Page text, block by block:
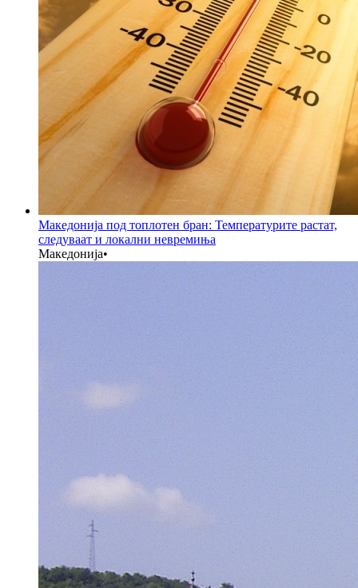
Македонија под топлотен бран: Температурите растат,
следуваат и локални невремиња
Македонија•